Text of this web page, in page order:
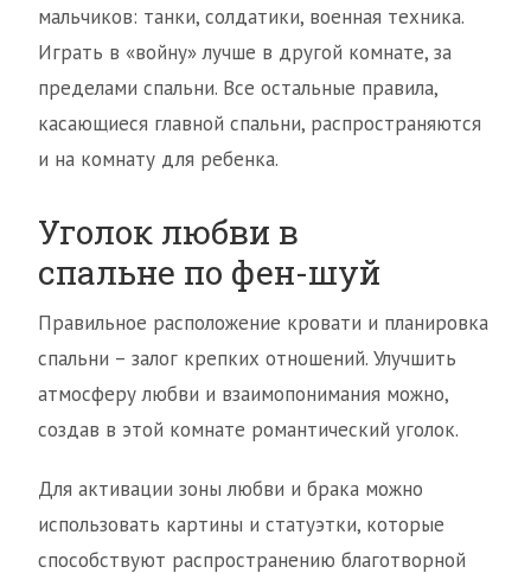
мальчиков: танки, солдатики, военная техника.
Играть в «войну» лучше в другой комнате, за
пределами спальни. Все остальные правила,
касающиеся главной спальни, распространяются
и на комнату для ребенка.
Уголок любви в
спальне по фен-шуй
Правильное расположение кровати и планировка
спальни – залог крепких отношений. Улучшить
атмосферу любви и взаимопонимания можно,
создав в этой комнате романтический уголок.
Для активации зоны любви и брака можно
использовать картины и статуэтки, которые
способствуют распространению благотворной